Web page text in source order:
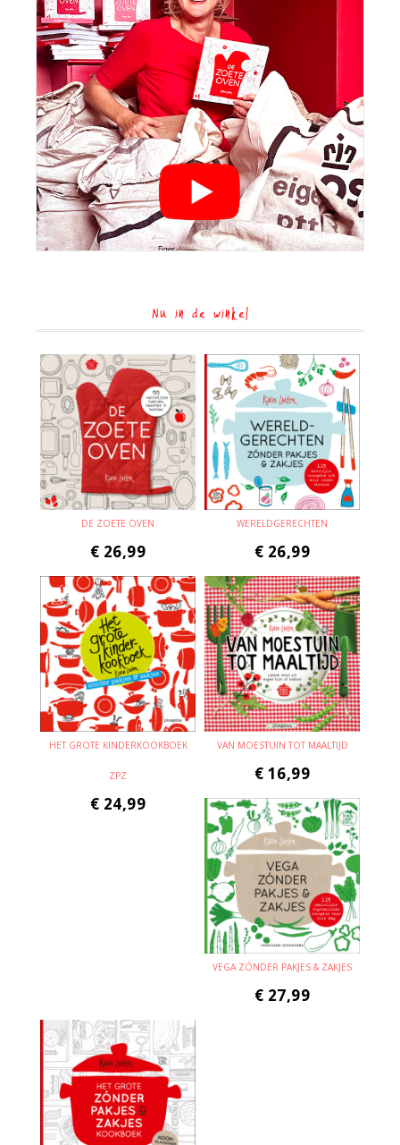
Nu in de winkel
DE ZOETE OVEN
€ 26,99
WERELDGERECHTEN
€ 26,99
HET GROTE KINDERKOOKBOEK
ZPZ
€ 24,99
VAN MOESTUIN TOT MAALTIJD
€ 16,99
VEGA ZÓNDER PAKJES & ZAKJES
€ 27,99